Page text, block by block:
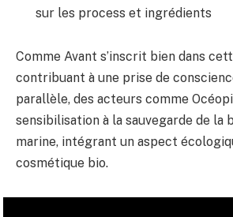
sur les process et ingrédients
Comme Avant s’inscrit bien dans
contribuant à une prise de
parallèle, des acteurs comme
sensibilisation à la sauvegarde de la
marine, intégrant un aspect
cosmétique bio.